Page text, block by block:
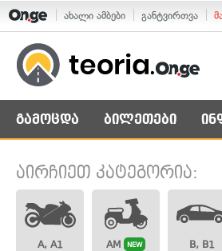
ახალი ამბები განტვირთვა
გამოცდა ბილეთები
აირჩიეთ კატეგორია:
A, A1 AM NEW B, B1